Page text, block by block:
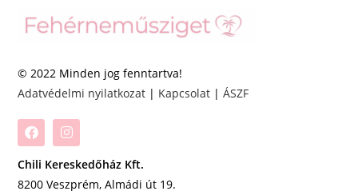
© 2022 Minden jog fenntartva!
Adatvédelmi nyilatkozat | Kapcsolat |ÁSZF
Chili Kereskedőház Kft.
8200 Veszprém, Almádi út 19.